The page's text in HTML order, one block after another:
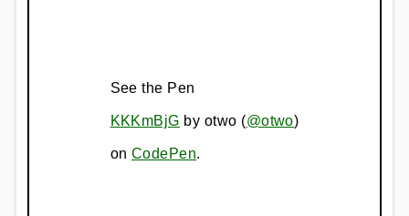
See the Pen
KKKmBjG by otwo (@otwo)
on CodePen.